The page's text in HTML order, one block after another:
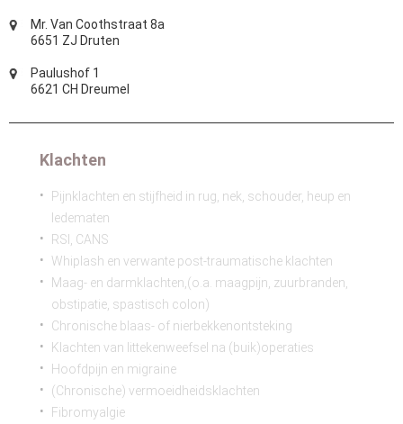
Mr. Van Coothstraat 8a
6651 ZJ Druten
Paulushof 1
6621 CH Dreumel
Klachten
Pijnklachten en stijfheid in rug, nek, schouder, heup en
ledematen
RSI, CANS
Whiplash en verwante post-traumatische klachten
Maag- en darmklachten,(o.a. maagpijn, zuurbranden,
obstipatie, spastisch colon)
Chronische blaas- of nierbekkenontsteking
Klachten van littekenweefsel na (buik)operaties
Hoofdpijn en migraine
(Chronische) vermoeidheidsklachten
Fibromyalgie